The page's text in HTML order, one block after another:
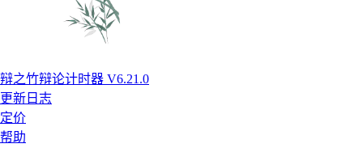
辩之竹辩论计时器 V6.21.0
更新日志
定价
帮助